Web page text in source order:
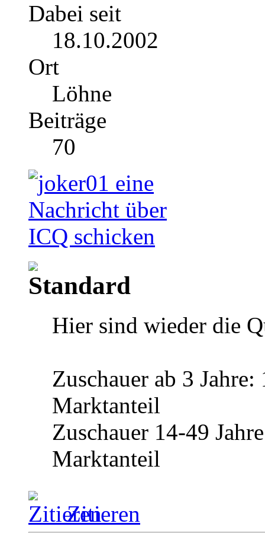
Dabei seit
18.10.2002
Ort
Löhne
Beiträge
70
Hier sind wieder die
Zuschauer ab 3
Marktanteil
Zuschauer 14-49
Marktanteil
Zitieren